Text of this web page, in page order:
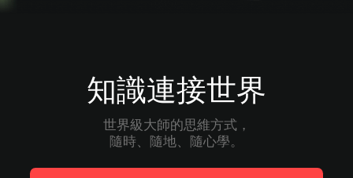
知識連接世界
世界級大師的思維方式，
隨時、隨地、隨心學。